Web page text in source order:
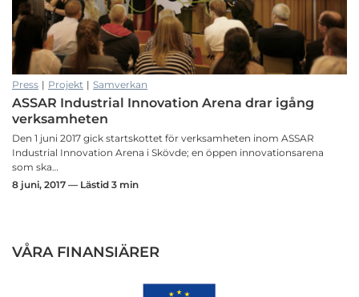
Press | Projekt | Samverkan
ASSAR Industrial Innovation Arena drar igång
verksamheten
Den 1 juni 2017 gick startskottet för verksamheten inom ASSAR
Industrial Innovation Arena i Skövde; en öppen innovationsarena
som ska…
8 juni, 2017 — Lästid 3 min
VÅRA FINANSIÄRER